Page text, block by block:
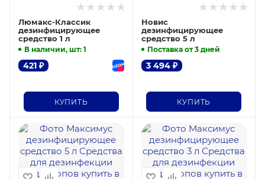
Люмакс-Классик
дезинфицирующее
средство 1 л
В наличии, шт: 1
421 ₽
КУПИТЬ
Новис
дезинфицирующее
средство 5 л
Поставка от 3 дней
3 494₽
КУПИТЬ